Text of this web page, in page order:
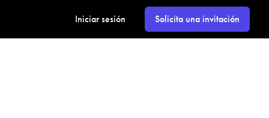
Iniciar sesión Solicita una invitación